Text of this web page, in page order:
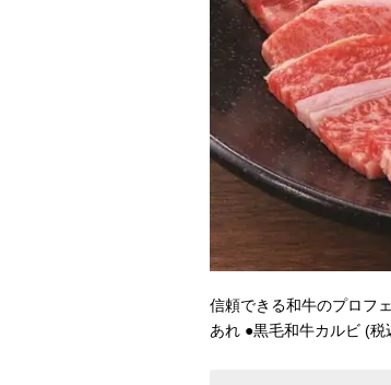
信頼できる和牛のプロフ
あれ ●黒毛和牛カルビ (税